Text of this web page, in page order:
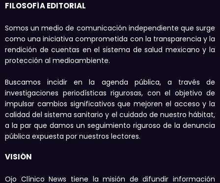
FILOSOFÍA EDITORIAL
Somos un medio de comunicación independiente que surge
como una iniciativa comprometida con la transparencia y la
rendición de cuentas en el sistema de salud mexicano y la
protección al medioambiente.
Buscamos incidir en la agenda pública, a través de
investigaciones periodísticas rigurosas, con el objetivo de
impulsar cambios significativos que mejoren el acceso y la
calidad del sistema sanitario y el cuidado de nuestro hábitat,
a la par que damos un seguimiento riguroso de la denuncia
pública expuesta por nuestros lectores.
VISIÓN
Ojo Clínico News tiene la misión de difundir información